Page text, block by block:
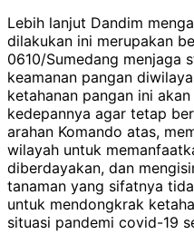
Lebih lanjut Dandim
dilakukan ini merupakan
0610/Sumedang menjaga
keamanan pangan
ketahanan pangan ini
kedepannya agar tetap
arahan Komando atas,
wilayah untuk
diberdayakan, dan
tanaman yang sifatnya
untuk mendongkrak
situasi pandemi covid-19